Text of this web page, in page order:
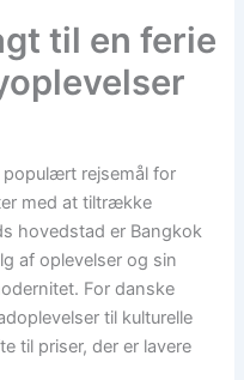
til en ferie
rejsemål for
med at tiltrække
hovedstad er Bangkok
af oplevelser og sin
For danske
til kulturelle
til priser, der er lavere